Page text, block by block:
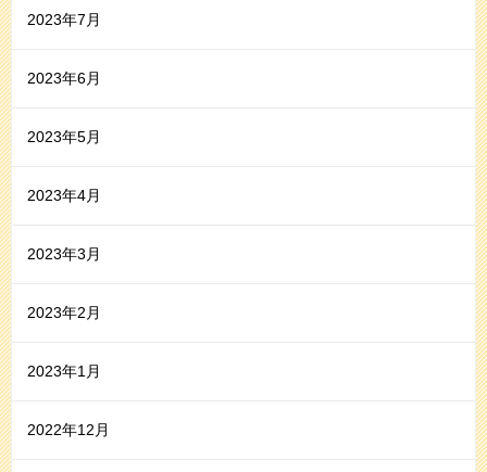
2023年7月
2023年6月
2023年5月
2023年4月
2023年3月
2023年2月
2023年1月
2022年12月